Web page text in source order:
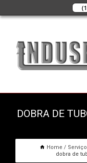
DOBRA DE
Home
dobra de